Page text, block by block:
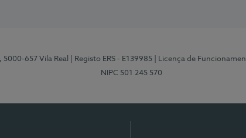
5000-657 Vila Real | Registo ERS - E139985 | Licença de
NIPC 501 245 570